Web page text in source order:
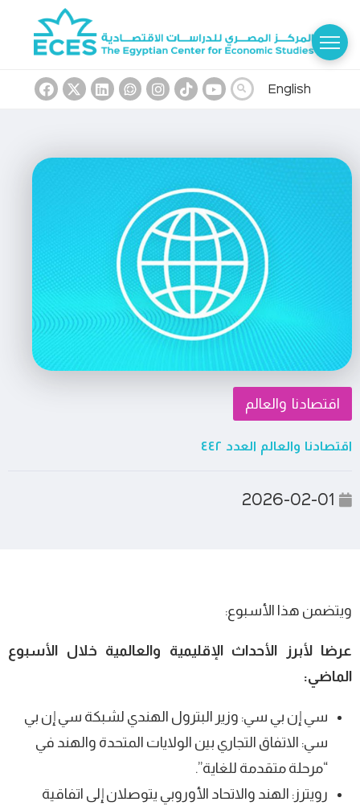
English
اقتصادنا والعالم
اقتصادنا والعالم العدد ٤٤٢
ويتضمن هذا الأسبوع:
عرضا لأبرز الأحداث الإقليمية والعالمية خلال الأسبوع
الماضي:
سي إن بي سي: وزير البترول الهندي لشبكة سي إن بي
سي: الاتفاق التجاري بين الولايات المتحدة والهند في
“مرحلة متقدمة للغاية”.
رويترز: الهند والاتحاد الأوروبي يتوصلان إلى اتفاقية